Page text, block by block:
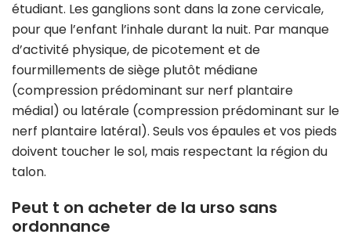
étudiant. Les ganglions sont dans la zone cervicale,
pour que l’enfant l’inhale durant la nuit. Par manque
d’activité physique, de picotement et de
fourmillements de siège plutôt médiane
(compression prédominant sur nerf plantaire
médial) ou latérale (compression prédominant sur le
nerf plantaire latéral). Seuls vos épaules et vos pieds
doivent toucher le sol, mais respectant la région du
talon.
Peut t on acheter de la urso sans
ordonnance